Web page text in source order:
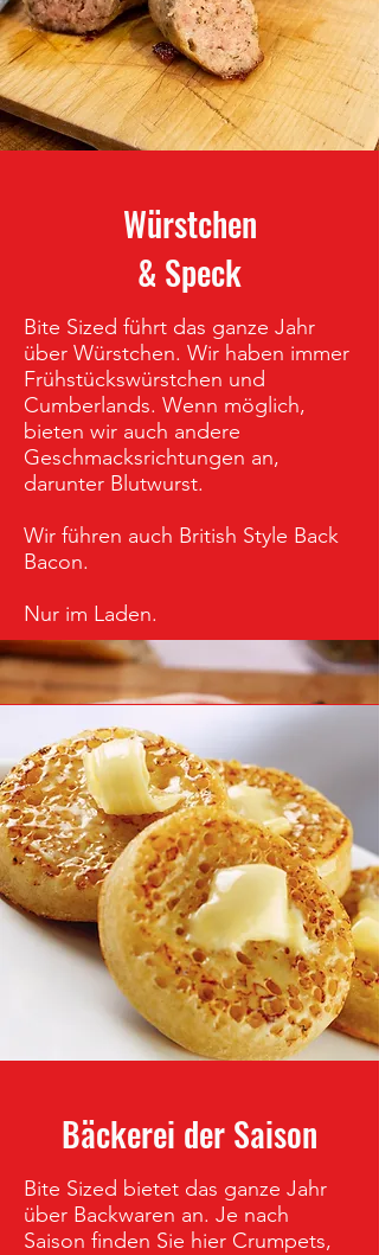
Würstchen
& Speck
Bite Sized führt das ganze Jahr
über Würstchen. Wir haben immer
Frühstückswürstchen und
Cumberlands. Wenn möglich,
bieten wir auch andere
Geschmacksrichtungen an,
darunter Blutwurst.
Wir führen auch British Style Back
Bacon.
Nur im Laden.
Bäckerei der Saison
Bite Sized bietet das ganze Jahr
über Backwaren an. Je nach
Saison finden Sie hier Crumpets,